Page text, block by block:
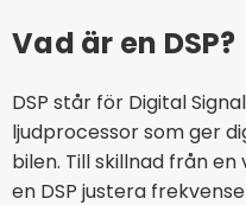
Vad är en DSP?
DSP står för Digital
ljudprocessor som ger
bilen. Till skillnad från en
en DSP justera